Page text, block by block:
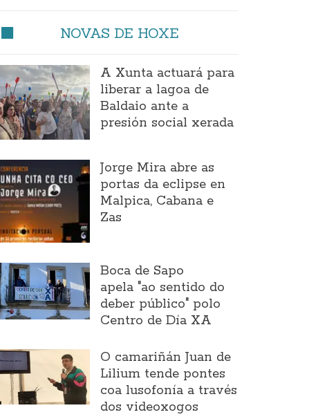
NOVAS DE HOXE
A Xunta actuará para
liberar a lagoa de
Baldaio ante a
presión social xerada
Jorge Mira abre as
portas da eclipse en
Malpica, Cabana e
Zas
Boca de Sapo
apela "ao sentido do
deber público" polo
Centro de Día XA
O camariñán Juan de
Lilium tende pontes
coa lusofonía a través
dos videoxogos